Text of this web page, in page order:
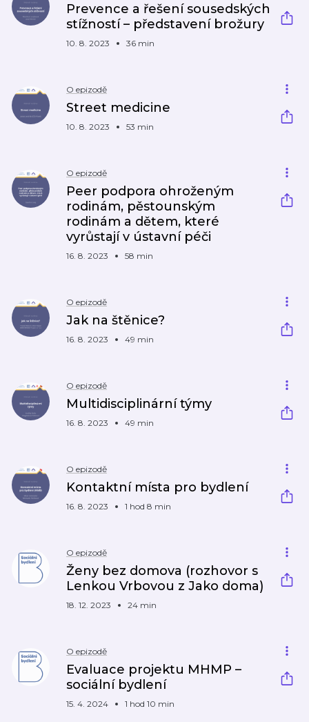
Prevence a řešení sousedských
stížností – představení brožury
10. 8. 2023 36 min
O epizodě
Street medicine
10. 8. 2023 53 min
O epizodě
Peer podpora ohroženým
rodinám, pěstounským
rodinám a dětem, které
vyrůstají v ústavní péči
16. 8. 2023 58 min
O epizodě
Jak na štěnice?
16. 8. 2023 49 min
O epizodě
Multidisciplinární týmy
16. 8. 2023 49 min
O epizodě
Kontaktní místa pro bydlení
16. 8. 2023 1 hod 8 min
O epizodě
Ženy bez domova (rozhovor s
Lenkou Vrbovou z Jako doma)
18. 12. 2023 24 min
O epizodě
Evaluace projektu MHMP –
sociální bydlení
15. 4. 2024 1 hod 10 min